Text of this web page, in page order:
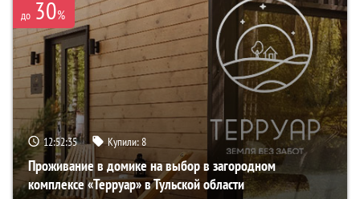
до 30%
12:52:34 Купили:8
Проживание в домике на выбор в загородном
комплексе «Терруар» в Тульской области